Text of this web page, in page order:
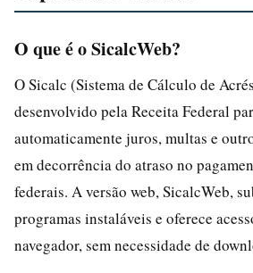
O que é o SicalcWeb?
O Sicalc (Sistema de Cálculo de
desenvolvido pela Receita Federal
automaticamente juros, multas e
em decorrência do atraso no
federais. A versão web, SicalcWeb,
programas instaláveis e oferece
navegador, sem necessidade de